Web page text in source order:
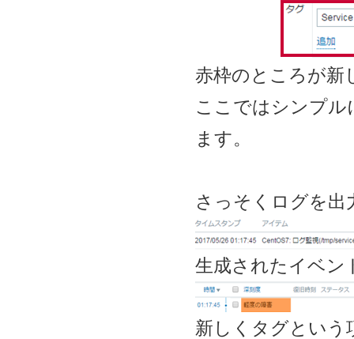
赤枠のところが新
ここではシンプル
ます。
さっそくログを出
生成されたイベン
新しくタグという